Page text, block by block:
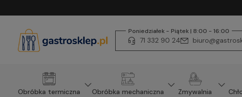
Poniedziałek - Piątek | 8:00 - 16:00
71 332 90 24
Obróbka termiczna Obróbka mechaniczna Zmywalnia